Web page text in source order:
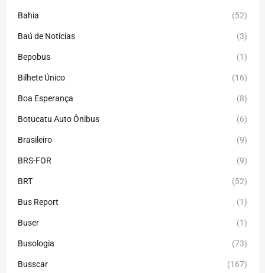
Bahia (52)
Baú de Notícias (3)
Bepobus (1)
Bilhete Único (16)
Boa Esperança (8)
Botucatu Auto Ônibus (6)
Brasileiro (9)
BRS-FOR (9)
BRT (52)
Bus Report (1)
Buser (1)
Busologia (73)
Busscar (167)